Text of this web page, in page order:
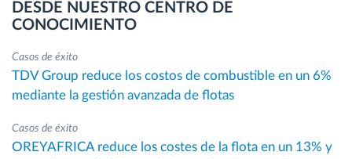
DESDE NUESTRO CENTRO DE
CONOCIMIENTO
Casos de éxito
TDV Group reduce los costos de combustible en un 6%
mediante la gestión avanzada de flotas
Casos de éxito
OREYAFRICA reduce los costes de la flota en un 13% y